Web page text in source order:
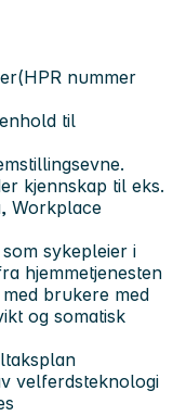
nummer
til
kjennskap til eks.
Workplace
sykepleier i
hjemmetjenesten
brukere med
og somatisk
velferdsteknologi